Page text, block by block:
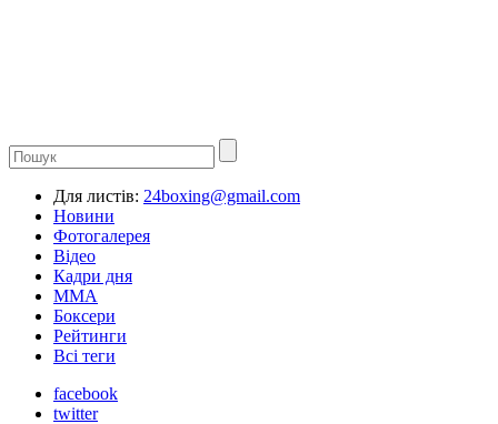
Для листів: 24boxing@gmail.com
Новини
Фотогалерея
Відео
Кадри дня
ММА
Боксери
Рейтинги
Всі теги
facebook
twitter